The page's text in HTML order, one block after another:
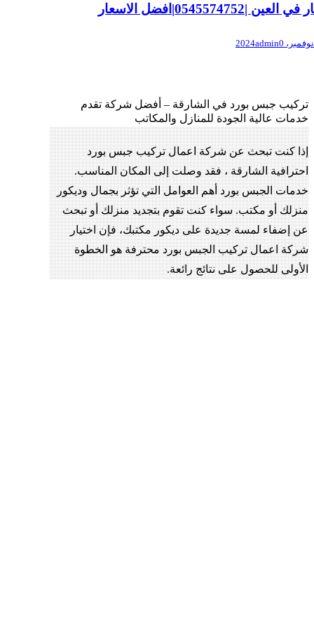
العين |0545574752|افضل الاسعار
admin0
تركيب جبس بورد في الشارقة – أفضل شركة تقدم
خدمات عالية الجودة للمنازل والمكاتب
إذا كنت تبحث عن شركة اعمال تركيب جبس بورد
احترافية الشارقة ، فقد وصلت إلى المكان المناسب.
خدمات الجبس بورد أهم العوامل التي تؤثر بجمال وديكور
منزلك أو مكتب. سواء كنت تقوم بتجديد منزلك أو تبحث
عن إضفاء لمسة جديدة على ديكور مكتبك، فإن اختيار
شركة اعمال تركيب الجبس بورد محترفة هو الخطوة
الأولى للحصول على نتائج رائعة.